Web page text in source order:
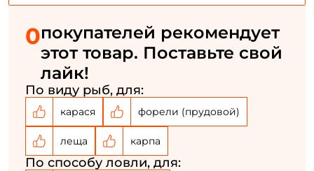
0покупателей рекомендует
этот товар. Поставьте свой
лайк!
По виду рыб, для:
карася форели (прудовой)
леща карпа
По способу ловли, для:
Придумайте пароль: *
Повторите пароль: *
Заполняя данную форму вы соглашаетесь на обработку
персональных данных
Создать аккаунт
У меня уже есть аккаунт